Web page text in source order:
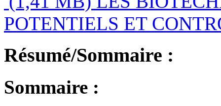
POTENTIELS ET
Résumé/Sommaire :
Sommaire :